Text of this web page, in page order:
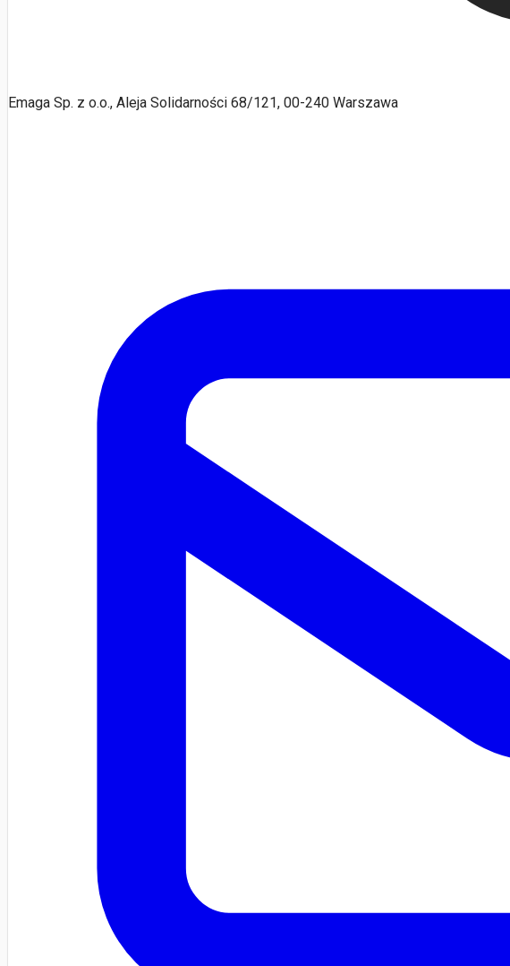
Emaga Sp. z o.o., Aleja Solidarności 68/121, 00-240 Warszawa